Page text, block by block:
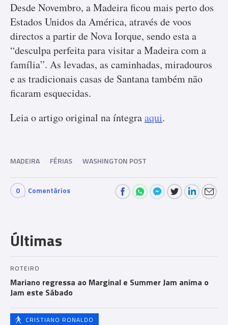
Desde Novembro, a Madeira ficou mais perto dos
Estados Unidos da América, através de voos
directos a partir de Nova Iorque, sendo esta a
“desculpa perfeita para visitar a Madeira com a
família”. As levadas, as caminhadas, miradouros
e as tradicionais casas de Santana também não
ficaram esquecidas.
Leia o artigo original na íntegraaqui.
MADEIRA FÉRIAS WASHINGTON POST
0
ts
Comentários
Últimas
ROTEIRO
Mariano regressa ao Marginal e Summer Jam anima o
Jam este Sábado
CRISTIANO RONALDO